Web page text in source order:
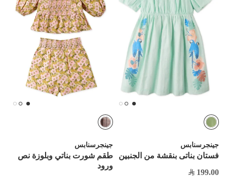
جينجرسنابس
فستان بناتى بنقشة من الجنبين
199.00
جينجرسنابس
طقم شورت بناتي وبلوزة نص
ورود